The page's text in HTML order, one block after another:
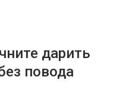
дарить
повода